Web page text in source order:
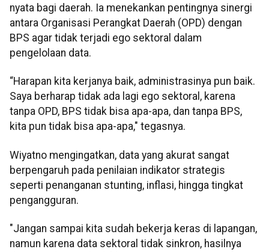
nyata bagi daerah. Ia menekankan pentingnya sinergi
antara Organisasi Perangkat Daerah (OPD) dengan
BPS agar tidak terjadi ego sektoral dalam
pengelolaan data.
“Harapan kita kerjanya baik, administrasinya pun baik.
Saya berharap tidak ada lagi ego sektoral, karena
tanpa OPD, BPS tidak bisa apa-apa, dan tanpa BPS,
kita pun tidak bisa apa-apa," tegasnya.
Wiyatno mengingatkan, data yang akurat sangat
berpengaruh pada penilaian indikator strategis
seperti penanganan stunting, inflasi, hingga tingkat
pengangguran.
"Jangan sampai kita sudah bekerja keras di lapangan,
namun karena data sektoral tidak sinkron, hasilnya